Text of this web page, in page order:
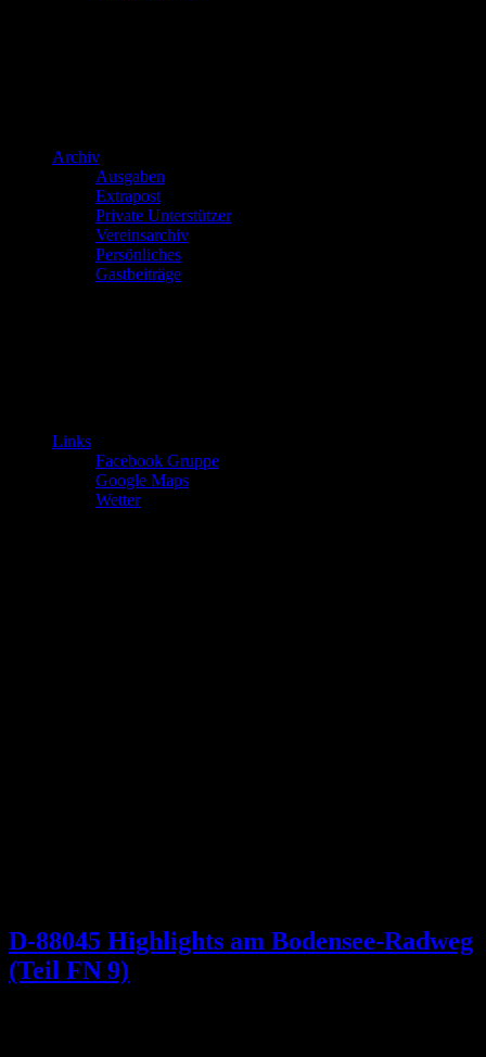
Archiv
Ausgaben
Extrapost
Private Unterstützer
Vereinsarchiv
Persönliches
Gastbeiträge
Links
Facebook Gruppe
Google Maps
Wetter
D-88045 Highlights am Bodensee-Radweg
(Teil FN 9)